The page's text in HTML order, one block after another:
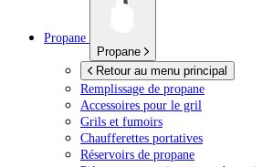
Propane
Propane
Retour au menu principal
Remplissage de propane
Accessoires pour le gril
Grils et fumoirs
Chaufferettes portatives
Réservoirs de propane